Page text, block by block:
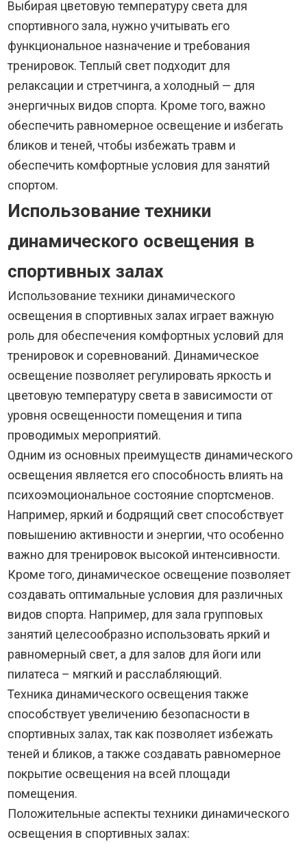
Выбирая цветовую температуру света для
спортивного зала, нужно учитывать его
функциональное назначение и требования
тренировок. Теплый свет подходит для
релаксации и стретчинга, а холодный — для
энергичных видов спорта. Кроме того, важно
обеспечить равномерное освещение и избегать
бликов и теней, чтобы избежать травм и
обеспечить комфортные условия для занятий
спортом.
Использование техники
динамического освещения в
спортивных залах
Использование техники динамического
освещения в спортивных залах играет важную
роль для обеспечения комфортных условий для
тренировок и соревнований. Динамическое
освещение позволяет регулировать яркость и
цветовую температуру света в зависимости от
уровня освещенности помещения и типа
проводимых мероприятий.
Одним из основных преимуществ динамического
освещения является его способность влиять на
психоэмоциональное состояние спортсменов.
Например, яркий и бодрящий свет способствует
повышению активности и энергии, что особенно
важно для тренировок высокой интенсивности.
Кроме того, динамическое освещение позволяет
создавать оптимальные условия для различных
видов спорта. Например, для зала групповых
занятий целесообразно использовать яркий и
равномерный свет, а для залов для йоги или
пилатеса – мягкий и расслабляющий.
Техника динамического освещения также
способствует увеличению безопасности в
спортивных залах, так как позволяет избежать
теней и бликов, а также создавать равномерное
покрытие освещения на всей площади
помещения.
Положительные аспекты техники динамического
освещения в спортивных залах: